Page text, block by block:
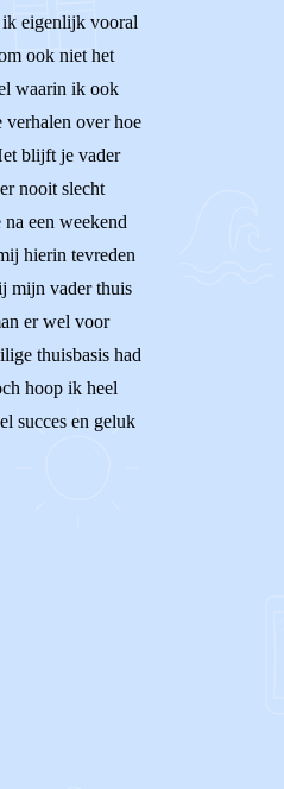
ik eigenlijk vooral
ook niet het
waarin ik ook
verhalen over hoe
blijft je vader
nooit slecht
een weekend
hierin tevreden
mijn vader thuis
er wel voor
thuisbasis had
hoop ik heel
succes en geluk